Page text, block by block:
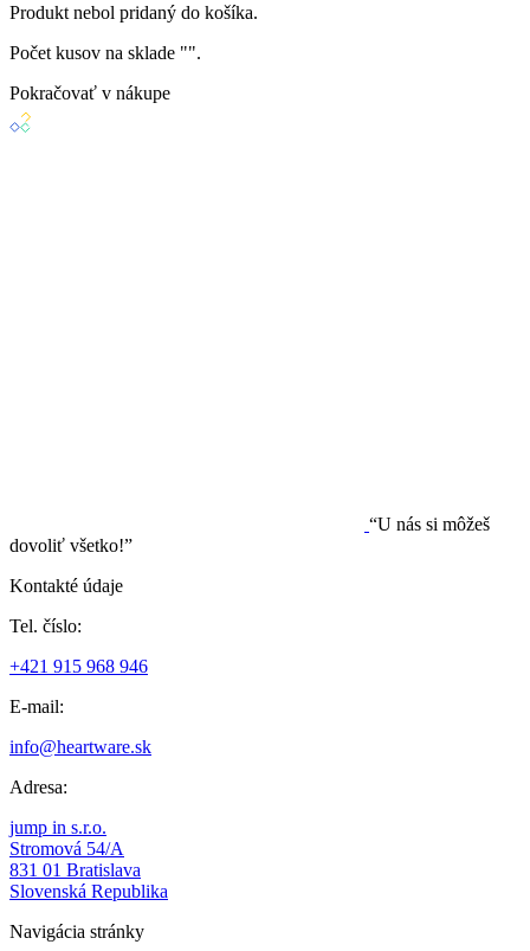
Produkt nebol pridaný do košíka.
Počet kusov na sklade "".
Pokračovať v nákupe
“U nás si môžeš
dovoliť všetko!”
Kontakté údaje
Tel. číslo:
+421 915 968 946
E-mail:
info@heartware.sk
Adresa:
jump in s.r.o.
Stromová 54/A
831 01 Bratislava
Slovenská Republika
Navigácia stránky